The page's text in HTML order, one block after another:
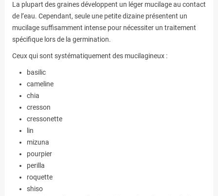
La plupart des graines développent un léger mucilage au contact
de l’eau. Cependant, seule une petite dizaine présentent un
mucilage suffisamment intense pour nécessiter un traitement
spécifique lors de la germination.
Ceux qui sont systématiquement des mucilagineux :
basilic
cameline
chia
cresson
cressonette
lin
mizuna
pourpier
perilla
roquette
shiso